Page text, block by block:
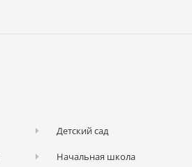
Детский сад
Начальная школа